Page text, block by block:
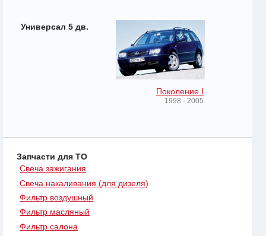
Универсал 5 дв.
Поколение I
1998 - 2005
Запчасти для ТО
Свеча зажигания
Свеча накаливания (для дизеля)
Фильтр воздушный
Фильтр масляный
Фильтр салона